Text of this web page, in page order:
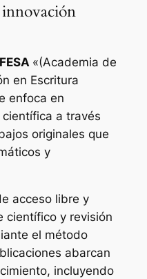
«(Academia de
en Escritura
enfoca en
a través
originales que
y
acceso libre y
científico y revisión
el método
abarcan
incluyendo